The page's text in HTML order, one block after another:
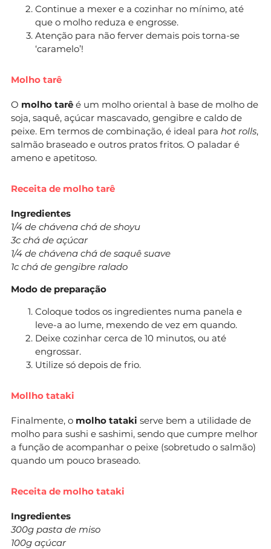
Continue a mexer e a cozinhar no mínimo, até
que o molho reduza e engrosse.
Atenção para não ferver demais pois torna-se
‘caramelo’!
Molho tarê
O molho tarê é um molho oriental à base de molho de
soja, saquê, açúcar mascavado, gengibre e caldo de
peixe. Em termos de combinação, é ideal para hot rolls,
salmão braseado e outros pratos fritos. O paladar é
ameno e apetitoso.
Receita de molho tarê
Ingredientes
1/4 de chávena chá de shoyu
3c chá de açúcar
1/4 de chávena chá de saquê suave
1c chá de gengibre ralado
Modo de preparação
Coloque todos os ingredientes numa panela e
leve-a ao lume, mexendo de vez em quando.
Deixe cozinhar cerca de 10 minutos, ou até
engrossar.
Utilize só depois de frio.
Mollho tataki
Finalmente, o molho tataki serve bem a utilidade de
molho para sushi e sashimi, sendo que cumpre melhor
a função de acompanhar o peixe (sobretudo o salmão)
quando um pouco braseado.
Receita de molho tataki
Ingredientes
300g pasta de miso
100g açúcar